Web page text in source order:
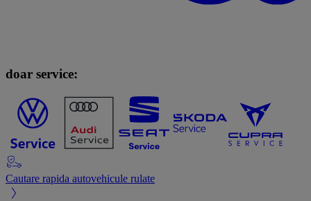
doar service:
Cautare rapida autovehicule rulate